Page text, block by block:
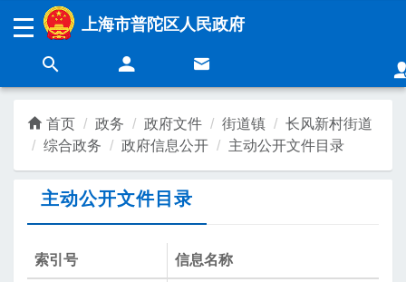
无障碍操作说明
上海城市精神：
上海市普陀区人民政府
首页 政务 政府文件 街道镇
长风新村街道
综合政务
政府信息公开 主动公开文件目录
主动公开文件目录
索引号 信息名称